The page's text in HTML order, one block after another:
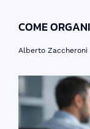
COME
Alberto Zaccheroni